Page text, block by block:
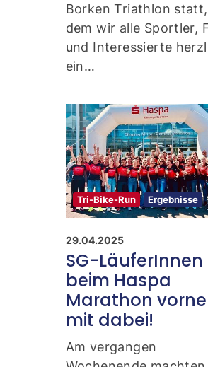
Borken Triathlon
dem wir alle Sportler,
und Interessierte
ein…
Tri-Bike-Run Ergebnisse
29.04.2025
SG-LäuferInnen
beim Haspa
Marathon vorne
mit dabei!
Am vergangen